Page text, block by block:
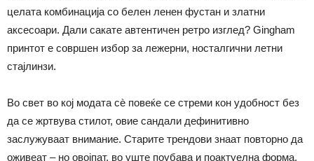
целата комбинација со белен ленен фустан и златни
аксесоари. Дали сакате автентичен ретро изглед? Gingham
принтот е совршен избор за лежерни, носталгични летни
стајлинзи.
Во свет во кој модата сè повеќе се стреми кон удобност без
да се жртвува стилот, овие сандали дефинитивно
заслужуваат внимание. Старите трендови знаат повторно да
оживеат – но овојпат, во уште поубава и поактуелна форма.